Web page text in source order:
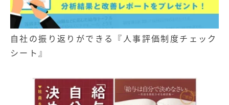
自社の振り返りができる『人事評価制度チェック
シート』